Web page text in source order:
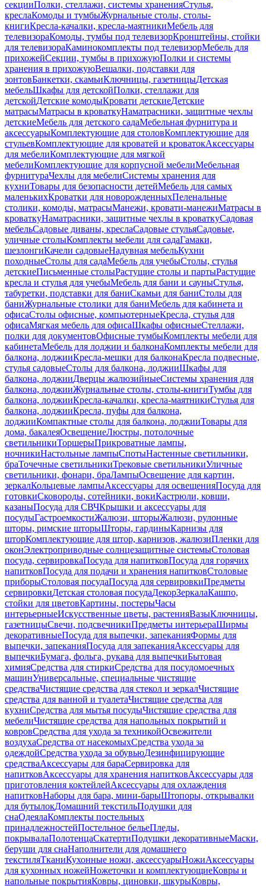
секцииПолки, стеллажи, системы храненияСтулья,
креслаКомоды и тумбыЖурнальные столы, столы-
книгиКресла-качалки, кресла-маятникиМебель для
телевизораКомоды, тумбы под телевизорКронштейны, стойки
для телевизораКаминокомплекты под телевизорМебель для
прихожейСекции, тумбы в прихожуюПолки и системы
хранения в прихожуюВешалки, подставки для
зонтовБанкетки, скамьиКлючницы, газетницыДетская
мебельШкафы для детскойПолки, стеллажи для
детскойДетские комодыКровати детскиеДетские
матрасыМатрасы в кроваткуНаматрасники, защитные чехлы
детскиеМебель для детского садаМебельная фурнитура и
аксессуарыКомплектующие для столовКомплектующие для
стульевКомплектующие для кроватей и кроватокАксессуары
для мебелиКомплектующие для мягкой
мебелиКомплектующие для корпусной мебелиМебельная
фурнитураЧехлы для мебелиСистемы хранения для
кухниТовары для безопасности детейМебель для самых
маленькихКроватки для новорожденныхПеленальные
столики, комоды, матрасыМанежи, кровати-манежиМатрасы в
кроваткуНаматрасники, защитные чехлы в кроваткуСадовая
мебельСадовые диваны, креслаСадовые стульяСадовые,
уличные столыКомплекты мебели для садаГамаки,
шезлонгиКачели садовыеНадувная мебельКухни
походныеСтолы для садаМебель для учебыСтолы, стулья
детскиеПисьменные столыРастущие столы и партыРастущие
кресла и стулья для учебыМебель для бани и сауныСтулья,
табуретки, подставки для баниСкамьи для баниСтолы для
баниЖурнальные столики для баниМебель для кабинета и
офисаСтолы офисные, компьютерныеКресла, стулья для
офисаМягкая мебель для офисаШкафы офисныеСтеллажи,
полки для документовОфисные тумбыКомплекты мебели для
кабинетаМебель для лоджии и балконаКомплекты мебели для
балкона, лоджииКресла-мешки для балконаКресла подвесные,
стулья садовыеСтолы для балкона, лоджииШкафы для
балкона, лоджииДверцы жалюзийныеСистемы хранения для
балкона, лоджииЖурнальные столы, столы-книгиТумбы для
балкона, лоджииКресла-качалки, кресла-маятникиСтулья для
балкона, лоджииКресла, пуфы для балкона,
лоджииКомпактные столы для балкона, лоджииТовары для
дома, бакалеяОсвещениеЛюстры, потолочные
светильникиТоршерыПрикроватные лампы,
ночникиНастольные лампыСпотыНастенные светильники,
браТочечные светильникиТрековые светильникиУличные
светильники, фонари, браЛампыОсвещение для картин,
зеркалКольцевые лампыАксессуары для освещенияПосуда для
готовкиСковороды, сотейники, вокиКастрюли, ковши,
казаныПосуда для СВЧКрышки и аксессуары для
посудыГастроемкостиЖалюзи, шторыЖалюзи, рулонные
шторы, римские шторыШторы, гардиныКарнизы для
шторКомплектующие для штор, карнизов, жалюзиПленки для
оконЭлектроприводные солнцезащитные системыСтоловая
посуда, сервировкаПосуда для напитковПосуда для горячих
напитковПосуда для подачи и хранения напитковСтоловые
приборыСтоловая посудаПосуда для сервировкиПредметы
сервировкиДетская столовая посудаДекорЗеркалаКашпо,
стойки для цветовКартины, постерыЧасы
интерьерныеИскусственные цветы, растенияВазыКлючницы,
газетницыСвечи, подсвечникиПредметы интерьераШирмы
декоративныеПосуда для выпечки, запеканияФормы для
выпечки, запеканияПосуда для запеканияАксессуары для
выпечкиБумага, фольга, рукава для выпечкиБытовая
химияСредства для стиркиСредства для посудомоечных
машинУниверсальные, специальные чистящие
средстваЧистящие средства для стекол и зеркалЧистящие
средства для ванной и туалетаЧистящие средства для
кухниСредства для мытья посудыЧистящие средства для
мебелиЧистящие средства для напольных покрытий и
ковровСредства для ухода за техникойОсвежители
воздухаСредства от насекомыхСредства ухода за
одеждойСредства ухода за обувьюДезинфицирующие
средстваАксессуары для бараСервировка для
напитковАксессуары для хранения напитковАксессуары для
приготовления коктейлейАксессуары для охлаждения
напитковНаборы для бара, мини-барыШтопоры, открывалки
для бутылокДомашний текстильПодушки для
снаОдеялаКомплекты постельных
принадлежностейПостельное бельеПледы,
покрывалаПолотенцаСкатертиПодушки декоративныеМаски,
беруши для снаНаполнители для домашнего
текстиляТканиКухонные ножи, аксессуарыНожиАксессуары
для кухонных ножейНожеточки и комплектующиеКовры и
напольные покрытияКовры, циновки, шкурыКовры,